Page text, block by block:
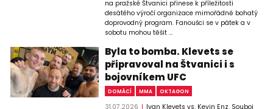
na pražské Štvanici přinese k příležitosti
desátého výročí organizace mimořádně bohatý
doprovodný program. Fanoušci se v pátek a v
sobotu mohou těšit ...
Byla to bomba. Klevets se
připravoval na Štvanici i s
bojovníkem UFC
DOMÁCÍ MMA OKTAGON
31.07.2026
Ivan Klevets vs. Kevin Enz. Souboj